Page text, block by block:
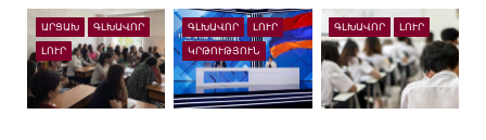
ԱՐՑԱԽ ԳԼԽԱՎՈՐ
ԼՈՒՐ
ԳԼԽԱՎՈՐ ԼՈՒՐ
ԿՐԹՈՒԹՅՈՒՆ
ԳԼԽԱՎՈՐ ԼՈՒՐ